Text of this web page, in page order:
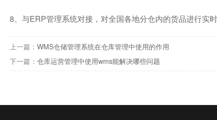
8、与ERP管理系统对接，对全国各地分仓内的货品进行实
上一篇： WMS仓储管理系统在仓库管理中使用的作用
下一篇： 仓库运营管理中使用wms能解决哪些问题